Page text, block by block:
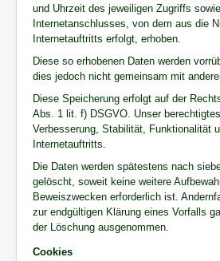
und Uhrzeit des jeweiligen Zugriffs
Internetanschlusses, von dem aus die
Internetauftritts erfolgt, erhoben.
Diese so erhobenen Daten werden
dies jedoch nicht gemeinsam mit
Diese Speicherung erfolgt auf der
Abs. 1 lit. f) DSGVO. Unser
Verbesserung, Stabilität, Funktionalität
Internetauftritts.
Die Daten werden spätestens nach
gelöscht, soweit keine weitere
Beweiszwecken erforderlich ist.
zur endgültigen Klärung eines Vorfalls
der Löschung ausgenommen.
Cookies